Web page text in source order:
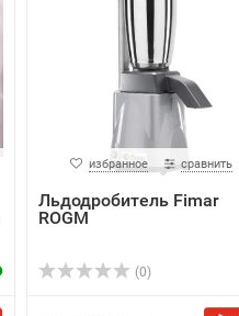
избранное сравнить
Льдодробитель Fimar
ROGM
(0)